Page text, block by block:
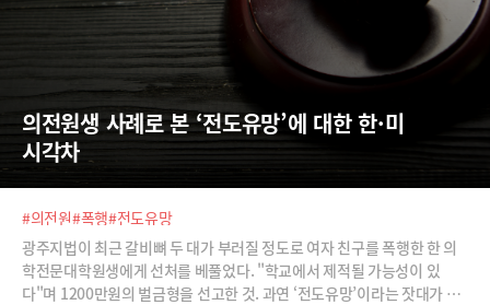
의전원생 사례로 본 ‘전도유망’에 대한 한·미
시각차
#의전원#폭행#전도유망
광주지법이 최근 갈비뼈 두 대가 부러질 정도로 여자 친구를 폭행한 한 의
학전문대학원생에게 선처를 베풀었다. "학교에서 제적될 가능성이 있
다"며 1200만원의 벌금형을 선고한 것. 과연 ‘전도유망’이라는 잣대가 이